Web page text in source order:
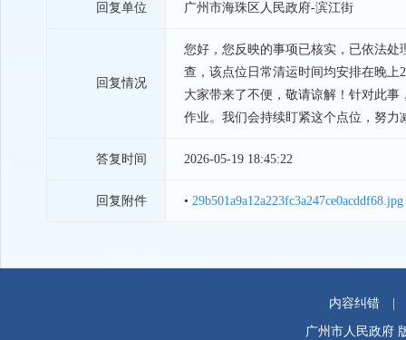
回复单位 广州市海珠区人民政府-滨江街
回复情况
您好，您反映的事项已核实，已依法处
查，该点位日常清运时间均安排在晚
大家带来了不便，敬请谅解！针对此
作业。我们会持续盯紧这个点位，努
答复时间 2026-05-19 18:45:22
回复附件 • 29b501a9a12a223fc3a247ce0acddf68.jpg